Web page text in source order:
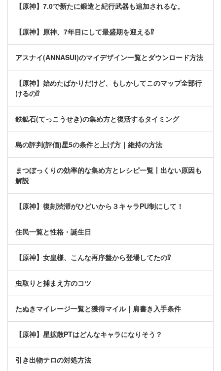
【原神】7.0で新たに鍛造と紀行武器も追加されるな。
【原神】原神、7年目にして最盛期を迎える⁉
アスナイ(ANNASUI)のマイデザイン一覧とダウンロード方法
【原神】始めたばかりだけど、もしかしてこのマップ全部行
けるの⁉
鉄鉱石(てっこうせき)の集め方と復活するタイミング
島の評判(評価)星5の条件と上げ方｜維持の方法
まつぼっくりの効率的な集め方とレシピ一覧丨出ない原因も
解説
【原神】復刻渋滞がひどいから３キャラPU制にして！
住民一覧と性格・誕生日
【原神】女皇様、こんな再序盤から登場してたの⁉
虫取りと捕まえ方のコツ
たぬきマイレージ一覧と獲得マイル｜肩書き入手条件
【原神】星拡散PTはどんなキャラになりそう？
引き出物テロの対処方法